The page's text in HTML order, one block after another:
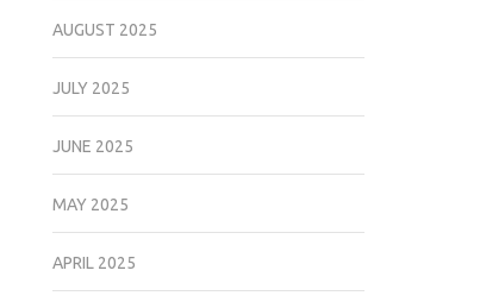
AUGUST 2025
JULY 2025
JUNE 2025
MAY 2025
APRIL 2025